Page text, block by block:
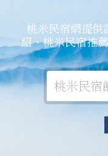
桃米民宿網提供
紹、桃米民宿推